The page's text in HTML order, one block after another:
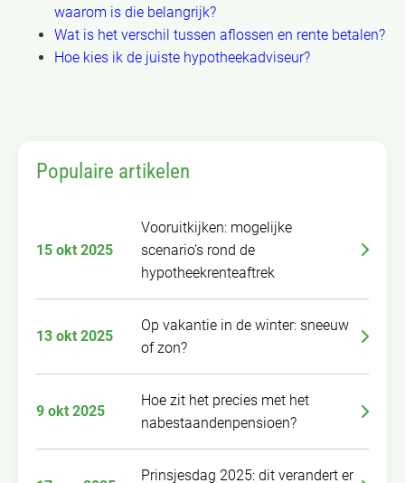
waarom is die belangrijk?
Wat is het verschil tussen aflossen en rente betalen?
Hoe kies ik de juiste hypotheekadviseur?
Populaire artikelen
15 okt 2025
Vooruitkijken: mogelijke
scenario’s rond de
hypotheekrenteaftrek
13 okt 2025
Op vakantie in de winter: sneeuw
of zon?
9 okt 2025
Hoe zit het precies met het
nabestaandenpensioen?
Prinsjesdag 2025: dit verandert er